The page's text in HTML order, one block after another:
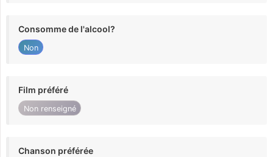
Consomme de l'alcool?
Non
Film préféré
Non renseigné
Chanson préférée